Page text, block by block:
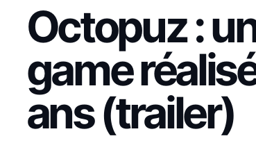
Octopuz :
game
ans (trailer)